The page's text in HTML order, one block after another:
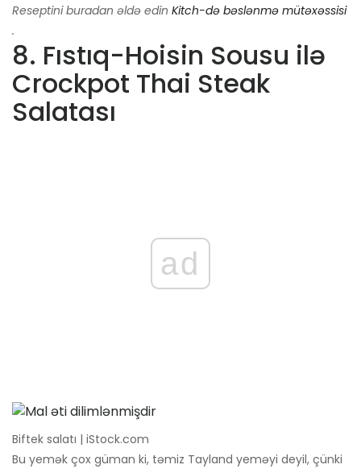
Reseptini buradan əldə edin Kitch-də bəslənmə mütəxəssisi
.
8. Fıstıq-Hoisin Sousu ilə
Crockpot Thai Steak
Salatası
ad
Biftek salatı | iStock.com
Bu yemək çox güman ki, təmiz Tayland yeməyi deyil, çünki